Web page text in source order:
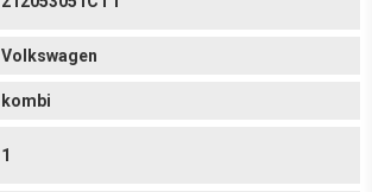
Volkswagen
kombi
1